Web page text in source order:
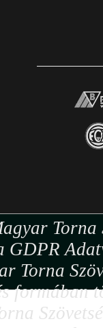
Torna
Torna
formában